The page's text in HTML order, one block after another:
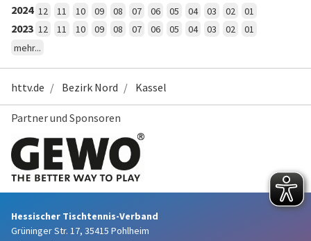
2024 12 11 10 09 08 07 06 05 04 03 02 01
2023 12 11 10 09 08 07 06 05 04 03 02
01
mehr...
httv.de Bezirk Nord Kassel
Partner und Sponsoren
Hessischer Tischtennis-Verband
Grüninger Str. 17, 35415 Pohlheim